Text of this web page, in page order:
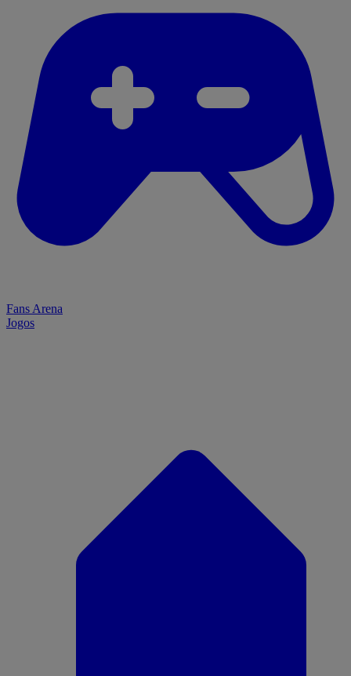
Fans Arena
Jogos